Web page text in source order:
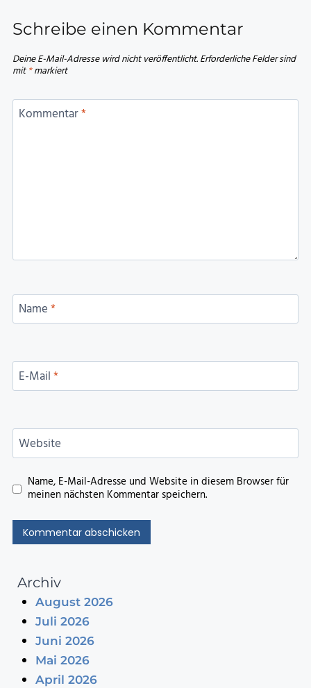
Schreibe einen Kommentar
Deine E-Mail-Adresse wird nicht veröffentlicht.Erforderliche Felder sind
mit*markiert
Kommentar*
Name*
E-Mail*
Website
Name, E-Mail-Adresse und Website in diesem Browser für
meinen nächsten Kommentar speichern.
Archiv
August 2026
Juli 2026
Juni 2026
Mai 2026
April 2026